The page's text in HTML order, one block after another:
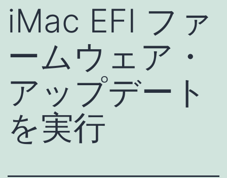
iMac EFI ファ
ームウェア・
アップデート
を実行